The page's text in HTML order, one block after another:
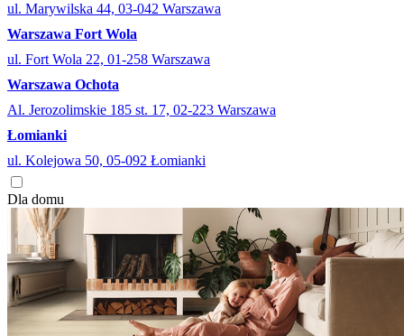
ul. Marywilska 44, 03-042 Warszawa
Warszawa Fort Wola
ul. Fort Wola 22, 01-258 Warszawa
Warszawa Ochota
Al. Jerozolimskie 185 st. 17, 02-223 Warszawa
Łomianki
ul. Kolejowa 50, 05-092 Łomianki
Dla domu